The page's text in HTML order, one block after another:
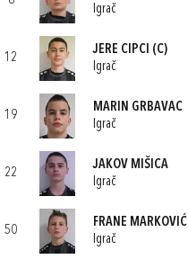
Igrač
12
JERE CIPCI (C)
Igrač
19
MARIN GRBAVAC
Igrač
22
JAKOV MIŠICA
Igrač
50
FRANE MARKOVIĆ
Igrač